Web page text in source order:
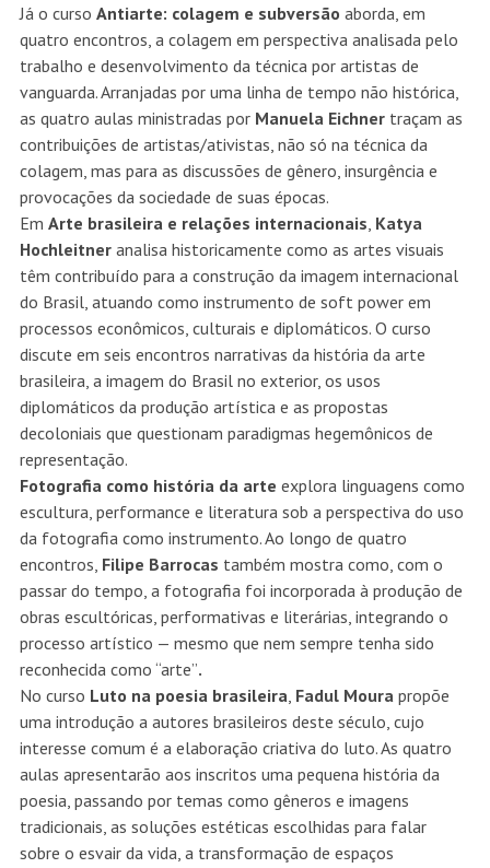
Já o curso Antiarte: colagem e subversão aborda, em
quatro encontros, a colagem em perspectiva analisada pelo
trabalho e desenvolvimento da técnica por artistas de
vanguarda. Arranjadas por uma linha de tempo não histórica,
as quatro aulas ministradas por Manuela Eichnertraçam as
contribuições de artistas/ativistas, não só na técnica da
colagem, mas para as discussões de gênero, insurgência e
provocações da sociedade de suas épocas.
Em Arte brasileira e relações internacionais, Katya
Hochleitneranalisa historicamente como as artes visuais
têm contribuído para a construção da imagem internacional
do Brasil, atuando como instrumento de soft power em
processos econômicos, culturais e diplomáticos. O curso
discute em seis encontros narrativas da história da arte
brasileira, a imagem do Brasil no exterior, os usos
diplomáticos da produção artística e as propostas
decoloniais que questionam paradigmas hegemônicos de
representação.
Fotografia como história da arte explora linguagens como
escultura, performance e literatura sob a perspectiva do uso
da fotografia como instrumento. Ao longo de quatro
encontros, Filipe Barrocas também mostra como, com o
passar do tempo, a fotografia foi incorporada à produção de
obras escultóricas, performativas e literárias, integrando o
processo artístico — mesmo que nem sempre tenha sido
reconhecida como “arte”.
No curso Luto na poesia brasileira, Fadul Moura propõe
uma introdução a autores brasileiros deste século, cujo
interesse comum é a elaboração criativa do luto. As quatro
aulas apresentarão aos inscritos uma pequena história da
poesia, passando por temas como gêneros e imagens
tradicionais, as soluções estéticas escolhidas para falar
sobre o esvair da vida, a transformação de espaços